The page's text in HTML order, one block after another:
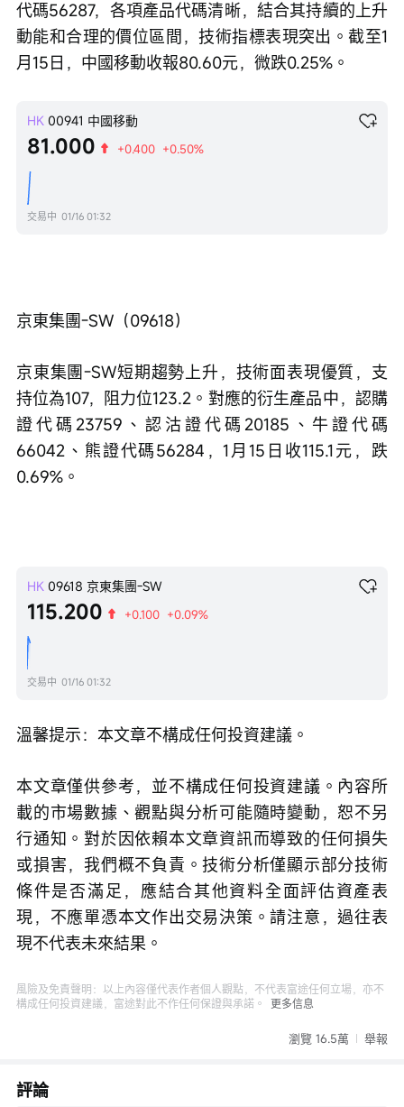
代碼56287，各項產品代碼清晰，結合其持續的上升
動能和合理的價位區間，技術指標表現突出。截至1
月15日，中國移動收報80.60元，微跌0.25%。
HK 00941 中國移動
81.000 +0.400 +0.50%
交易中 01/16 01:32
京東集團-SW（09618）
京東集團-SW短期趨勢上升，技術面表現優質，支
持位為107，阻力位123.2。對應的衍生產品中，認購
證代碼23759、認沽證代碼20185、牛證代碼
66042、熊證代碼56284，1月15日收115.1元，跌
0.69%。
HK 09618 京東集團-SW
115.200 +0.100 +0.09%
交易中 01/16 01:32
溫馨提示：本文章不構成任何投資建議。
本文章僅供參考，並不構成任何投資建議。內容所
載的市場數據、觀點與分析可能隨時變動，恕不另
行通知。對於因依賴本文章資訊而導致的任何損失
或損害，我們概不負責。技術分析僅顯示部分技術
條件是否滿足，應結合其他資料全面評估資產表
現，不應單憑本文作出交易決策。請注意，過往表
現不代表未來結果。
風險及免責聲明：以上內容僅代表作者個人觀點，不代表富途任何立場，亦不
構成任何投資建議，富途對此不作任何保證與承諾。
更多信息
瀏覽 16.5萬 舉報
評論